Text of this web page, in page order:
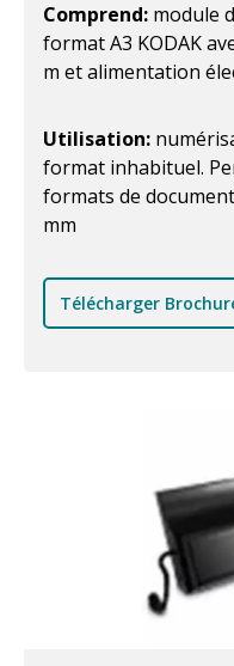
Comprend: module
format A3 KODAK
m et alimentation
Utilisation:
format inhabituel.
formats de
mm
Télécharger